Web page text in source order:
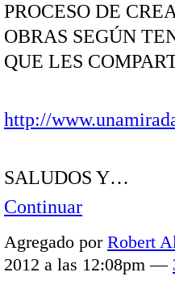
PROCESO DE
OBRAS SEGÚN
QUE LES
http://
SALUDOS Y…
Continuar
Agregado por Robert
2012 a las 12:08pm —